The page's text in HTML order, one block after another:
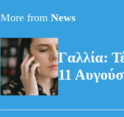
More fromNews
Γαλλία:
11